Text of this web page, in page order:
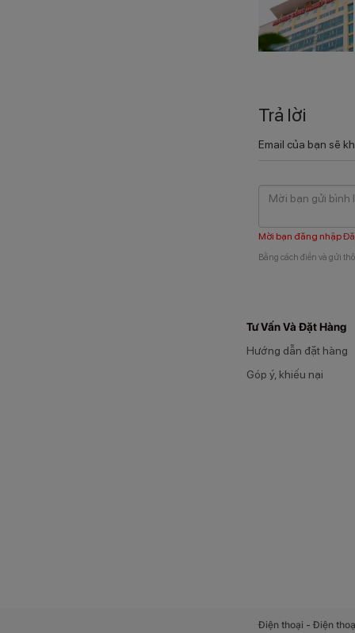
Trả lời
Email của bạn sẽ
Mời bạn đăng nhập
Bằng cách điền và gửi
Tư Vấn Và Đặt Hàng
Hướng dẫn đặt hàng
Góp ý, khiếu nại
Điện thoại -Điện